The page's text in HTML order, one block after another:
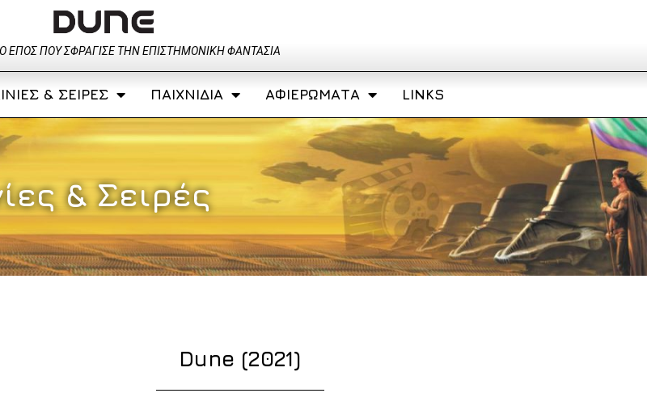
ΈΠΟΣ ΠΟΥ ΣΦΡΆΓΙΣΕ ΤΗΝ ΕΠΙΣΤΗΜΟΝΙΚΉ ΦΑΝΤΑΣΊΑ
& ΣΕΙΡΈΣ ΠΑΙΧΝΊΔΙΑ ΑΦΙΕΡΏΜΑΤΑ LINKS
& Σειρές
Dune (2021)